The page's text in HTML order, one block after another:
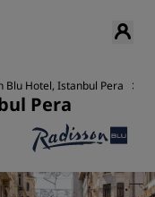
Blu Hotel, Istanbul Pera
Pera